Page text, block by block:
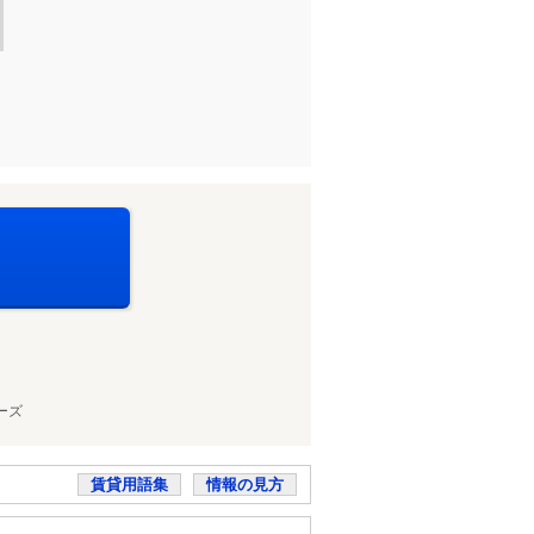
ズ
賃貸用語集 情報の見方